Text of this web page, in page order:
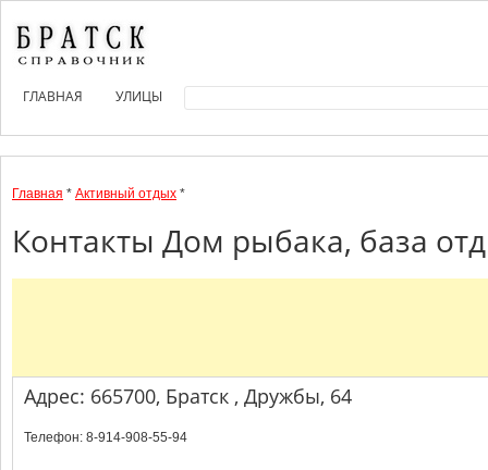
ГЛАВНАЯ УЛИЦЫ
Главная * Активный отдых *
Контакты Дом рыбака, база
Адрес: 665700, Братск , Дружбы, 64
Телефон: 8-914-908-55-94